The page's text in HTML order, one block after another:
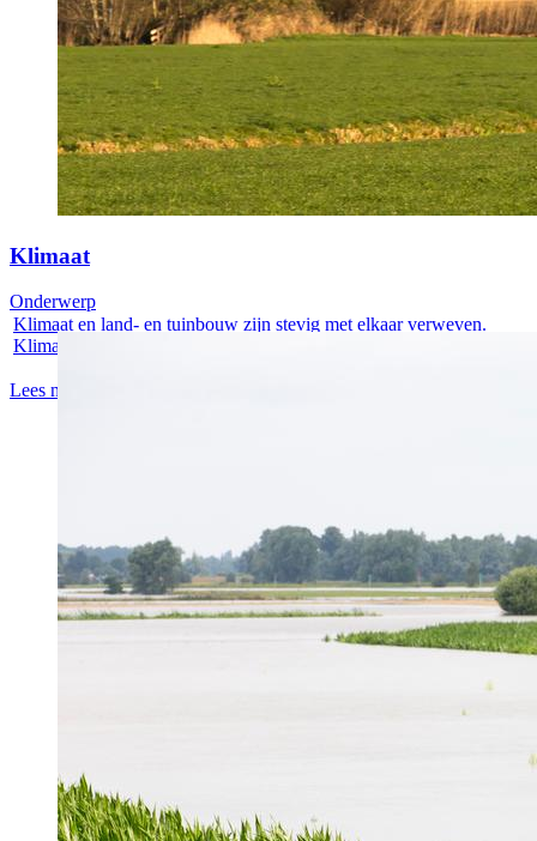
Klimaat
Klimaat en land- en tuinbouw zijn stevig met elkaar verweven.
Klimaat is een...
Lees meer
Onderwerp